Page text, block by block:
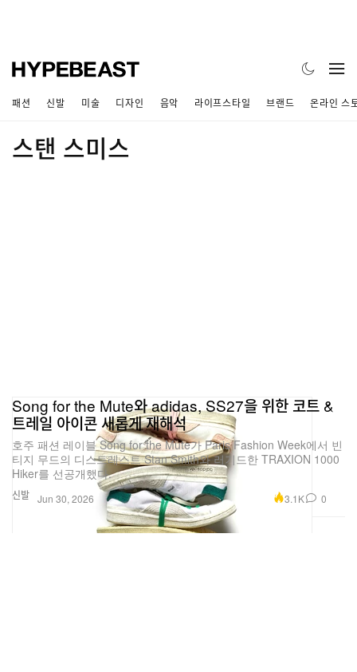
패션 신발 미술 디자인 음악 라이프스타일 브랜드 온라인 스
스탠 스미스
신발
Song for the Mute와 adidas, SS27을 위한 코트 &
트레일 아이콘 새롭게 재해석
호주 패션 레이블 Song for the Mute가 Paris Fashion Week에서 빈
티지 무드의 디스트레스트 Stan Smith와 러기드한 TRAXION 1000
Hiker를 선공개했다.
Jun 30, 2026 3.1K 0